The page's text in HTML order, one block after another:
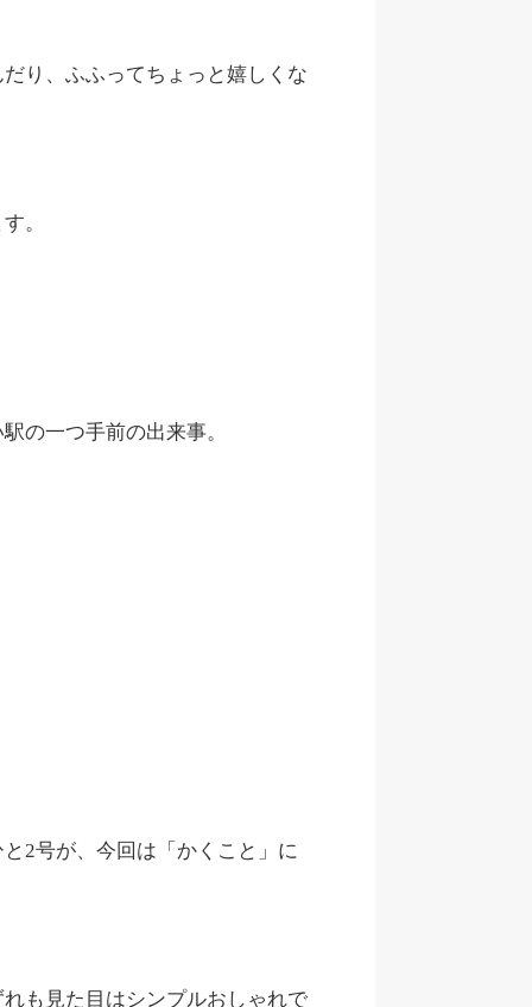
り、ふふってちょっと嬉しくな
。
の一つ手前の出来事。
2号が、今回は「かくこと」に
も見た目はシンプルおしゃれで